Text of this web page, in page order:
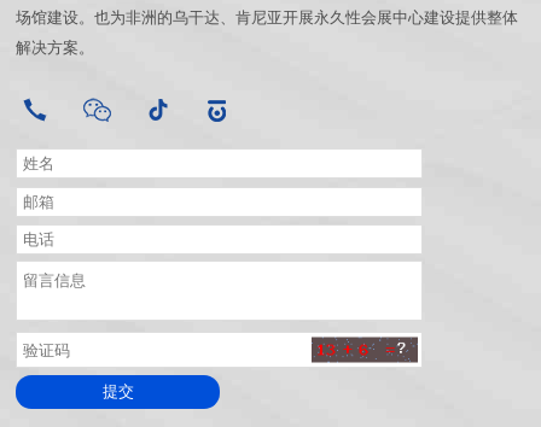
场馆建设。也为非洲的乌干达、肯尼亚开展永久性会展中心建设提供整体
解决方案。
提交